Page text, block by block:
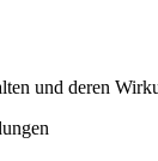
und deren